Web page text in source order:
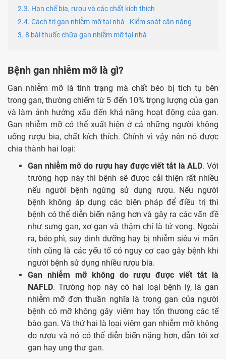
2.3. Hạn chế bia, rượu và các chất kích thích
2.4. Cách trị gan nhiễm mỡ tại nhà - Kiểm soát cân nặng
3. 8 bài thuốc chữa gan nhiễm mỡ tại nhà
Bệnh gan nhiễm mỡ là gì?
Gan nhiễm mỡ là tình trạng mà chất béo bị tích tụ bên
trong gan, thường chiếm từ 5 đến 10% trọng lượng của gan
và làm ảnh hưởng xấu đến khả năng hoạt động của gan.
Gan nhiễm mỡ có thể xuất hiện ở cả những người không
uống rượu bia, chất kích thích. Chính vì vậy nên nó được
chia thành hai loại:
Gan nhiễm mỡ do rượu hay được viết tắt là ALD. Với
trường hợp này thì bệnh sẽ được cải thiện rất nhiều
nếu người bệnh ngừng sử dụng rượu. Nếu người
bệnh không áp dụng các biện pháp để điều trị thì
bệnh có thể diễn biến nặng hơn và gây ra các vấn đề
như sưng gan, xơ gan và thậm chí là tử vong. Ngoài
ra, béo phì, suy dinh dưỡng hay bị nhiễm siêu vi mãn
tính cũng là các yếu tố có nguy cơ cao gây bệnh khi
người bệnh sử dụng nhiều rượu bia.
Gan nhiễm mỡ không do rượu được viết tắt là
NAFLD. Trường hợp này có hai loại bệnh lý, là gan
nhiễm mỡ đơn thuần nghĩa là trong gan của người
bệnh có mỡ không gây viêm hay tổn thương các tế
bào gan. Và thứ hai là loại viêm gan nhiễm mỡ không
do rượu và nó có thể diễn biến nặng hơn, dẫn tới xơ
gan hay ung thư gan.